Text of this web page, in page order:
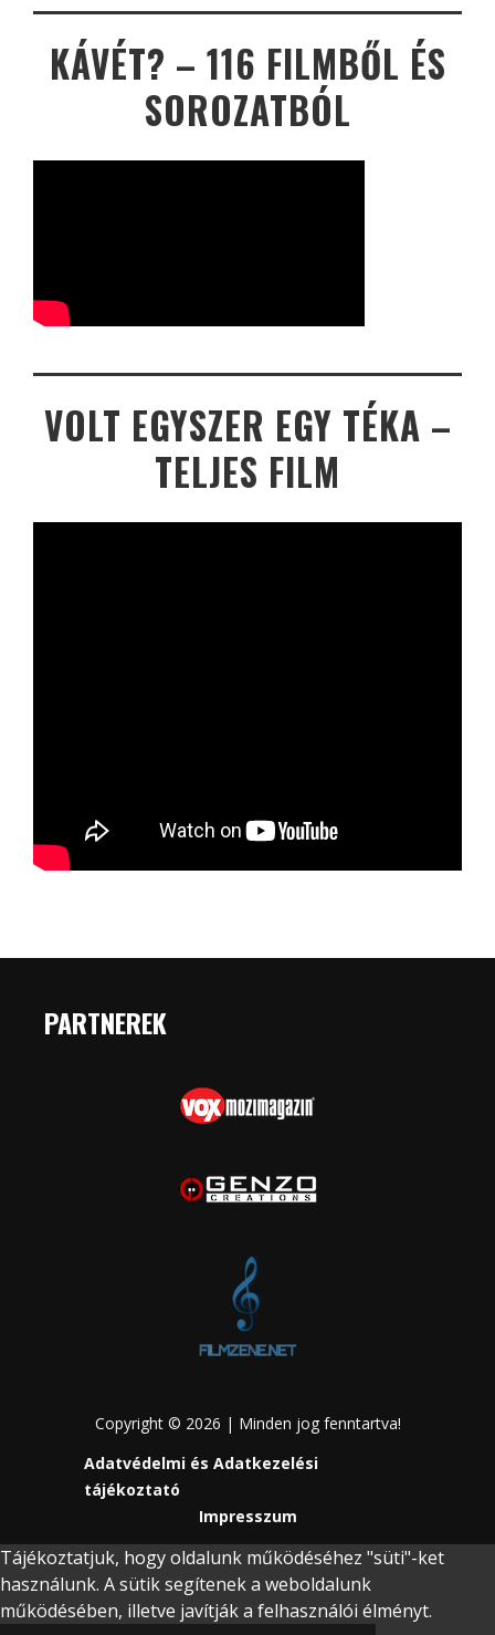
KÁVÉT? – 116 FILMBŐL ÉS
SOROZATBÓL
VOLT EGYSZER EGY TÉKA –
TELJES FILM
PARTNEREK
Copyright © 2026 | Minden jog fenntartva!
Adatvédelmi és Adatkezelési
tájékoztató
Impresszum
Tájékoztatjuk, hogy oldalunk működéséhez "süti"-ket
használunk. A sütik segítenek a weboldalunk
működésében, illetve javítják a felhasználói élményt.